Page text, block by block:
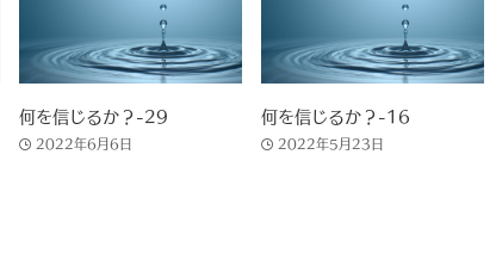
何を信じるか？-29
2022年6月6日
何を信じるか？-16
2022年5月23日